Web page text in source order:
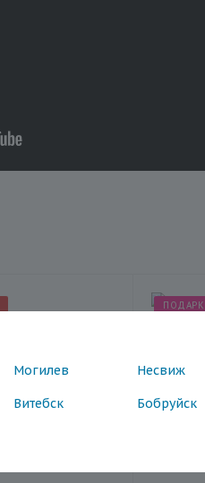
Могилев Несвиж
Витебск Бобруйск